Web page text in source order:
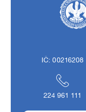
IČ: 00216208
224 961 111